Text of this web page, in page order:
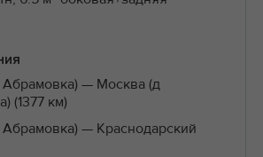
— Москва (д
(1377 км)
— Краснодарский